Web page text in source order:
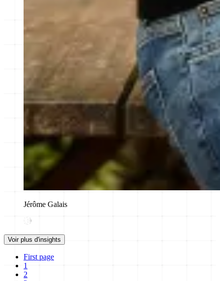
Jérôme Galais
Voir plus d'insights
First page
1
2